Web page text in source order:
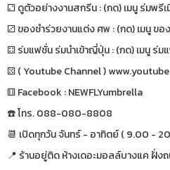
⚁ ดูตัวอย่างงานสกรีน : (กด) เมนู ร่มพรี
⚂ ของชำร่วยงานแต่ง ศพ : (กด) เมนู ขอ
⚃ ร่มแฟชั่น ร่มนำเข้าญี่ปุ่น : (กด) เมนู ร่ม
⚄ ( Youtube Channel )
⚅ Facebook : NEWFLYumbrella
☎️ โทร. 088-080-8808
📆 เปิดทุกวัน จันทร์ - อาทิตย์ ( 9.00 -
📍 ร้านอยู่ติด ห้างเดอะมอลล์บางแค ฝั่ง